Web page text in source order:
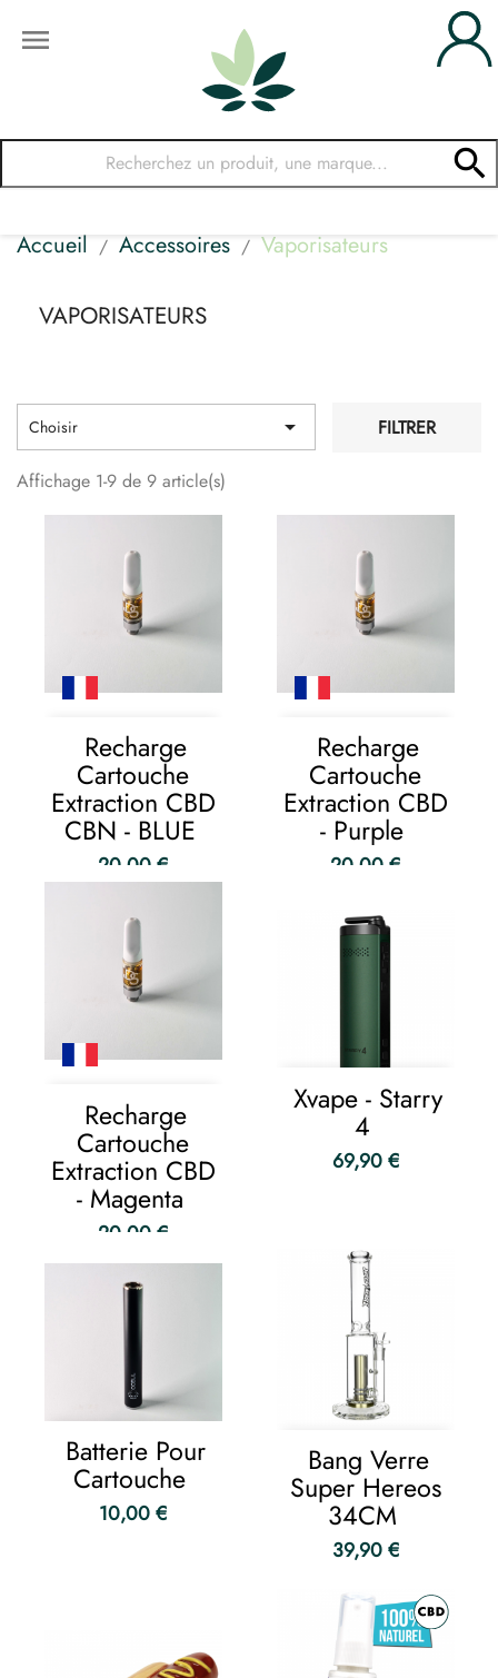


Accueil Accessoires Vaporisateurs
VAPORISATEURS
Choisir  FILTRER
Affichage 1-9 de 9 article(s)
Recharge
Cartouche
Extraction CBD
CBN - BLUE
20,00 €
Recharge
Cartouche
Extraction CBD
- Purple
20,00 €
Recharge
Cartouche
Extraction CBD
- Magenta
20,00 €
Xvape - Starry
4
69,90 €
Batterie Pour
Cartouche
10,00 €
Bang Verre
Super Hereos
34CM
39,90 €